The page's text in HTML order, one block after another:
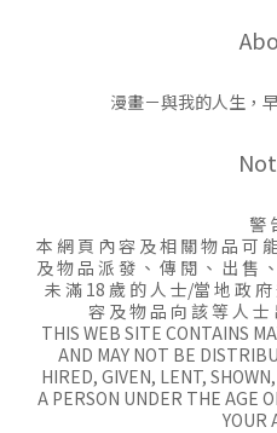
漫畫－與我的人生，
警
本 網 頁 內 容 及 相 關 物 品 可
及 物 品 派 發 、 傳 閱 、 出 售
未 滿 18 歲 的 人 士/當 地 政
容 及 物 品 向 該 等 人 士
THIS WEB SITE CONTAINS
AND MAY NOT BE
HIRED, GIVEN, LENT,
A PERSON UNDER THE AGE
YOUR